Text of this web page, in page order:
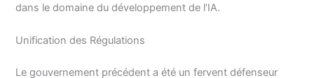
dans le domaine du développement de l’IA.
Unification des Régulations
Le gouvernement précédent a été un fervent défenseur